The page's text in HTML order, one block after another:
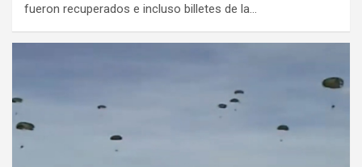
fueron recuperados e incluso billetes de la…